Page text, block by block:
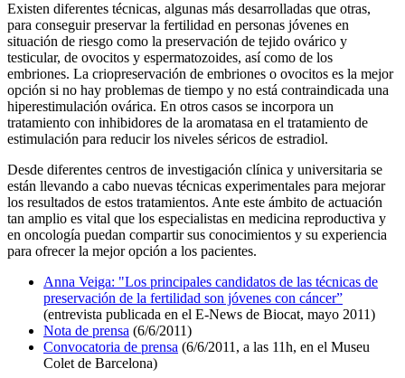
Existen diferentes técnicas, algunas más desarrolladas que otras,
para conseguir preservar la fertilidad en personas jóvenes en
situación de riesgo como la preservación de tejido ovárico y
testicular, de ovocitos y espermatozoides, así como de los
embriones. La criopreservación de embriones o ovocitos es la mejor
opción si no hay problemas de tiempo y no está contraindicada una
hiperestimulación ovárica. En otros casos se incorpora un
tratamiento con inhibidores de la aromatasa en el tratamiento de
estimulación para reducir los niveles séricos de estradiol.
Desde diferentes centros de investigación clínica y universitaria se
están llevando a cabo nuevas técnicas experimentales para mejorar
los resultados de estos tratamientos. Ante este ámbito de actuación
tan amplio es vital que los especialistas en medicina reproductiva y
en oncología puedan compartir sus conocimientos y su experiencia
para ofrecer la mejor opción a los pacientes.
Anna Veiga: "Los principales candidatos de las técnicas de
preservación de la fertilidad son jóvenes con cáncer”
(entrevista publicada en el E-News de Biocat, mayo 2011)
Nota de prensa (6/6/2011)
Convocatoria de prensa (6/6/2011, a las 11h, en el Museu
Colet de Barcelona)